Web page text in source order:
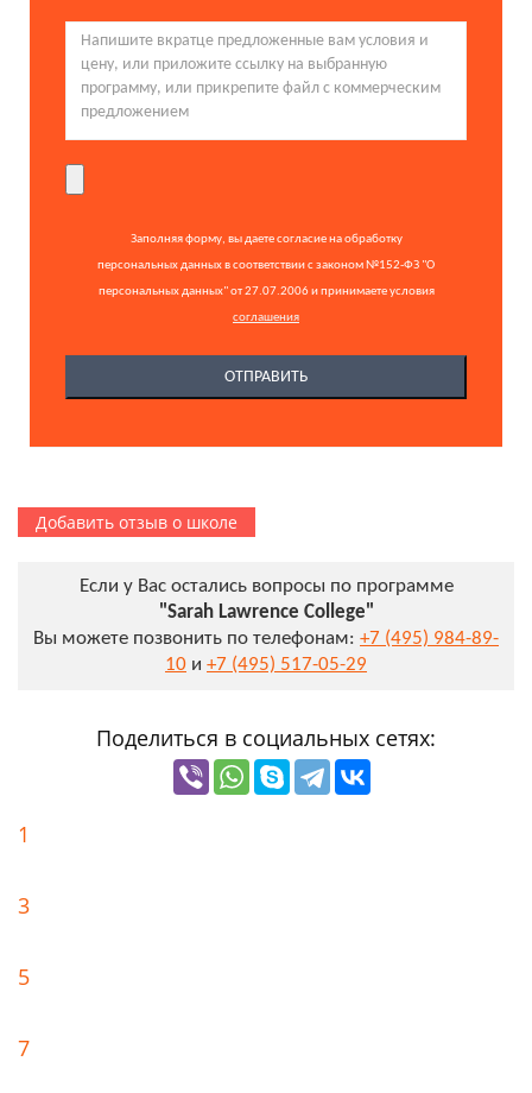
Заполняя форму, вы даете согласие на обработку
персональных данных в соответствии с законом №152-ФЗ "О
персональных данных" от 27.07.2006 и принимаете условия
соглашения
Добавить отзыв о школе
Если у Вас остались вопросы по программе
"Sarah Lawrence College"
Вы можете позвонить по телефонам: +7 (495) 984-89-
10 и +7 (495) 517-05-29
Поделиться в социальных сетях:
1
3
5
7